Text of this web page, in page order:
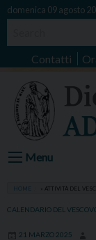
Skip
domenica 09 agosto
Contatti
Menu
HOME ATTIVITÀ DEL
CALENDARIO DEL
21 MARZO 2025